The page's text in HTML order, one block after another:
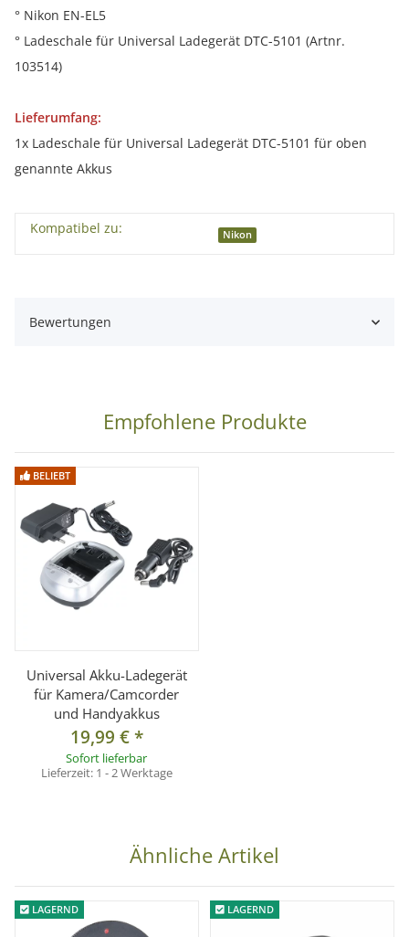
° Nikon EN-EL5
° Ladeschale für Universal Ladegerät DTC-5101 (Artnr.
103514)
Lieferumfang:
1x Ladeschale für Universal Ladegerät DTC-5101 für oben
genannte Akkus
Kompatibel zu: Nikon
Bewertungen
Empfohlene Produkte
BELIEBT
Universal Akku-Ladegerät
für Kamera/Camcorder
und Handyakkus
19,99 €*
Sofort lieferbar
Lieferzeit: 1 - 2 Werktage
Ähnliche Artikel
LAGERND LAGERND